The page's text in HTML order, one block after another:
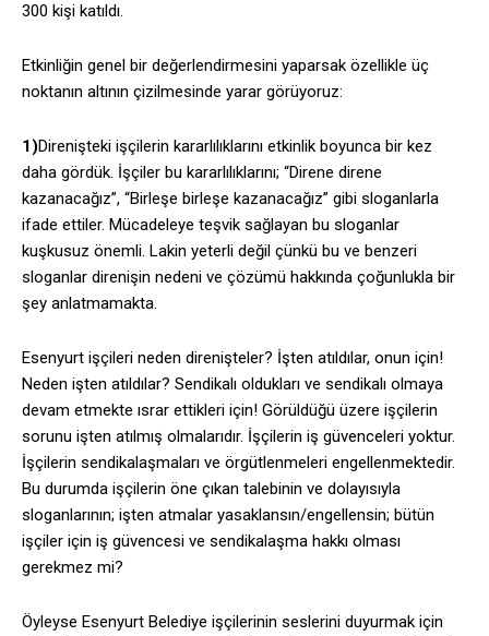
300 kişi katıldı.
Etkinliğin genel bir değerlendirmesini yaparsak özellikle üç
noktanın altının çizilmesinde yarar görüyoruz:
1)Direnişteki işçilerin kararlılıklarını etkinlik boyunca bir kez
daha gördük. İşçiler bu kararlılıklarını; “Direne direne
kazanacağız”, “Birleşe birleşe kazanacağız” gibi sloganlarla
ifade ettiler. Mücadeleye teşvik sağlayan bu sloganlar
kuşkusuz önemli. Lakin yeterli değil çünkü bu ve benzeri
sloganlar direnişin nedeni ve çözümü hakkında çoğunlukla bir
şey anlatmamakta.
Esenyurt işçileri neden direnişteler? İşten atıldılar, onun için!
Neden işten atıldılar? Sendikalı oldukları ve sendikalı olmaya
devam etmekte ısrar ettikleri için! Görüldüğü üzere işçilerin
sorunu işten atılmış olmalarıdır. İşçilerin iş güvenceleri yoktur.
İşçilerin sendikalaşmaları ve örgütlenmeleri engellenmektedir.
Bu durumda işçilerin öne çıkan talebinin ve dolayısıyla
sloganlarının; işten atmalar yasaklansın/engellensin; bütün
işçiler için iş güvencesi ve sendikalaşma hakkı olması
gerekmez mi?
Öyleyse Esenyurt Belediye işçilerinin seslerini duyurmak için